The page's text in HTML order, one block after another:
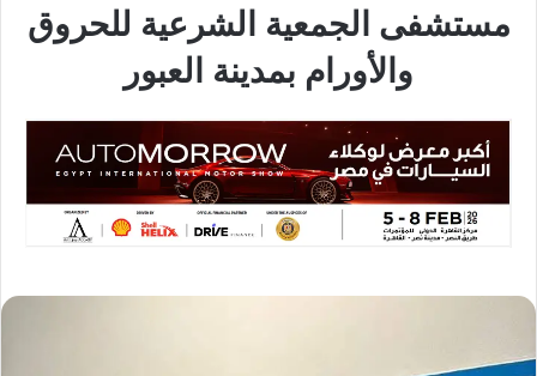
مستشفى الجمعية الشرعية للحروق
والأورام بمدينة العبور